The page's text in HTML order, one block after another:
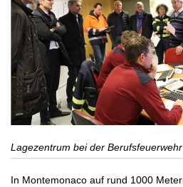
Lagezentrum bei der Berufsfeuerwehr
In Montemonaco auf rund 1000